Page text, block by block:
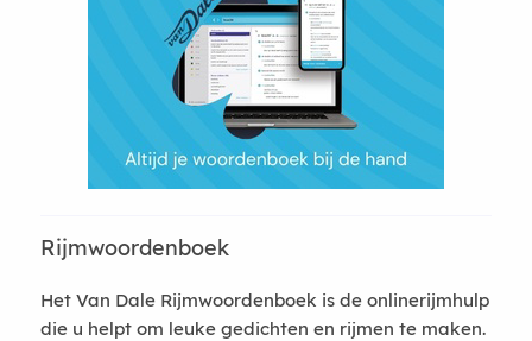
Rijmwoordenboek
Het Van Dale Rijmwoordenboek is de onlinerijmhulp
die u helpt om leuke gedichten en rijmen te maken.